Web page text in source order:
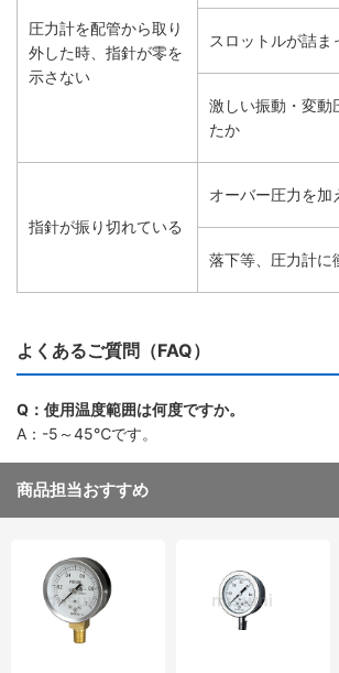
圧力計を配管から取り
外した時、指針が零を
示さない
スロットルが詰ま
激しい振動・変動
たか
指針が振り切れている
オーバー圧力を加
落下等、圧力計に
よくあるご質問（FAQ）
Q：使用温度範囲は何度ですか。
A：-5～45℃です。
商品担当おすすめ